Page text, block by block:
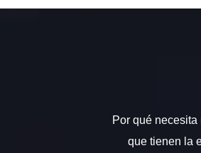
Por qué
que tienen la